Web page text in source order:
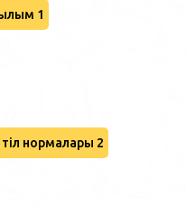
1
нормалары 2